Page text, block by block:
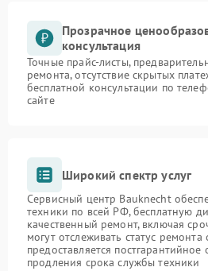
Прозрачное
консультация
Точные прайс-листы,
ремонта, отсутствие скрытых
бесплатной консультации по
сайте
Широкий спектр услуг
Сервисный центр Bauknecht
техники по всей РФ, бесплатную
качественный ремонт, включая
могут отслеживать статус
предоставляется
продления срока службы техники